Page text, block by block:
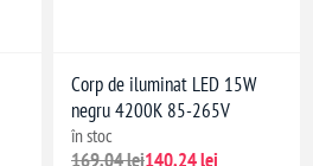
Corp de iluminat LED 15W
negru 4200K 85-265V
în stoc
169,04 lei140,24 lei